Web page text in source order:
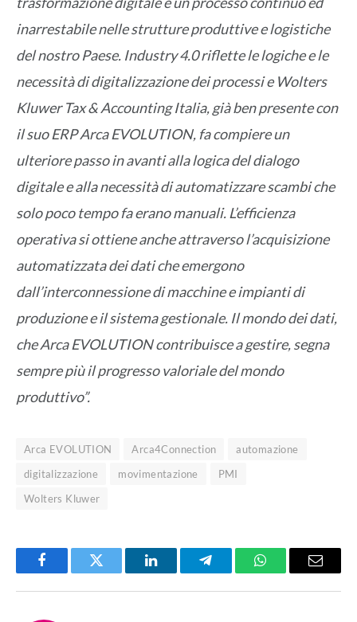
inarrestabile nelle strutture produttive e logistiche
del nostro Paese. Industry 4.0 riflette le logiche e le
necessità di digitalizzazione dei processi e Wolters
Kluwer Tax & Accounting Italia, già ben presente con
il suo ERP Arca EVOLUTION, fa compiere un
ulteriore passo in avanti alla logica del dialogo
digitale e alla necessità di automatizzare scambi che
solo poco tempo fa erano manuali. L’efficienza
operativa si ottiene anche attraverso l’acquisizione
automatizzata dei dati che emergono
dall’interconnessione di macchine e impianti di
produzione e il sistema gestionale. Il mondo dei dati,
che Arca EVOLUTION contribuisce a gestire, segna
sempre più il progresso valoriale del mondo
produttivo”.
Arca EVOLUTION Arca4Connection
automazione
digitalizzazione
movimentazione
PMI
Wolters Kluwer
FacebookTwitter LinkedInTelegramWhatsAppEmail